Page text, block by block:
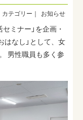
お知らせ
ミナー」を企画・
はなし」として、女
男性職員も多く参